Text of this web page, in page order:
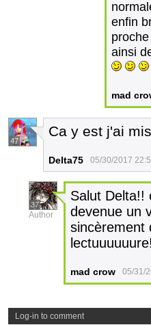
enfin
ainsi
mad
47
Ca y est j'ai
Delta75 05/30/2017
37
Author
Salut Delta!!
devenue un
sincèrement
mad crow 05/31/
Log-in to comment